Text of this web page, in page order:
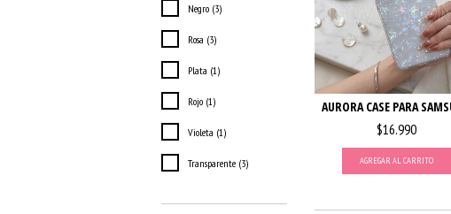
Negro (3)
Rosa (3)
Plata (1)
Rojo (1)
Violeta (1)
Transparente (3)
AURORA CASE PARA
$16.990
AGREGAR AL CARRITO